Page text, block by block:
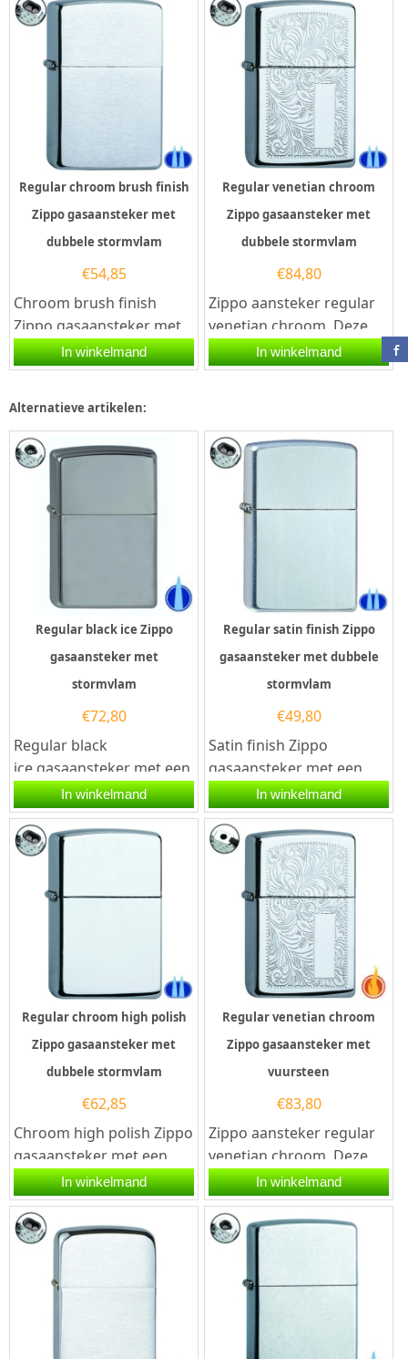
lijkt... lijkt...
Regular chroom brush finish
Zippo gasaansteker met
dubbele stormvlam
€54,85
Chroom brush finish
Zippo gasaansteker met
een dubbele
stormvlam. Deze Zippo
In winkelmand
Regular venetian chroom
Zippo gasaansteker met
dubbele stormvlam
€84,80
Zippo aansteker regular
venetian chroom. Deze
Zippo aansteker heeft
een hoogglans chromen
In winkelmand
Alternatieve artikelen:
Regular black ice Zippo
gasaansteker met
stormvlam
€72,80
Regular black
ice gasaansteker met een
stormvlam. De Zippo
heeft een Black ice
hoogglans...
In winkelmand
Regular satin finish Zippo
gasaansteker met dubbele
stormvlam
€49,80
Satin finish Zippo
gasaansteker met een
dubbele stormvlam. Deze
Zippo aansteker heeft
een satijnen...
In winkelmand
Regular chroom high polish
Zippo gasaansteker met
dubbele stormvlam
€62,85
Chroom high polish Zippo
gasaansteker met een
dubbele stormvlam. Deze
Zippo aansteker heeft...
In winkelmand
Regular venetian chroom
Zippo gasaansteker met
vuursteen
€83,80
Zippo aansteker regular
venetian chroom. Deze
Zippo aansteker heeft
een hoogglans chromen
afwerking...
In winkelmand